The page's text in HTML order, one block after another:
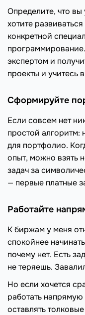
Определите, что
хотите
конкретной
экспертом и
проекты и учитесь
Сформируйте
Если совсем нет
простой алгоритм:
для портфолио.
опыт, можно взять
задач за
— первые платные
Работайте
К биржам у меня
спокойнее
почему нет. Есть
не теряешь.
Но если хочется
работать напрямую
оставлять